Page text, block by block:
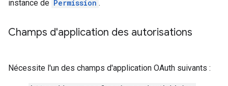
instance de Permission .
Champs d'application des autorisations
Nécessite l'un des champs d'application OAuth suivants :